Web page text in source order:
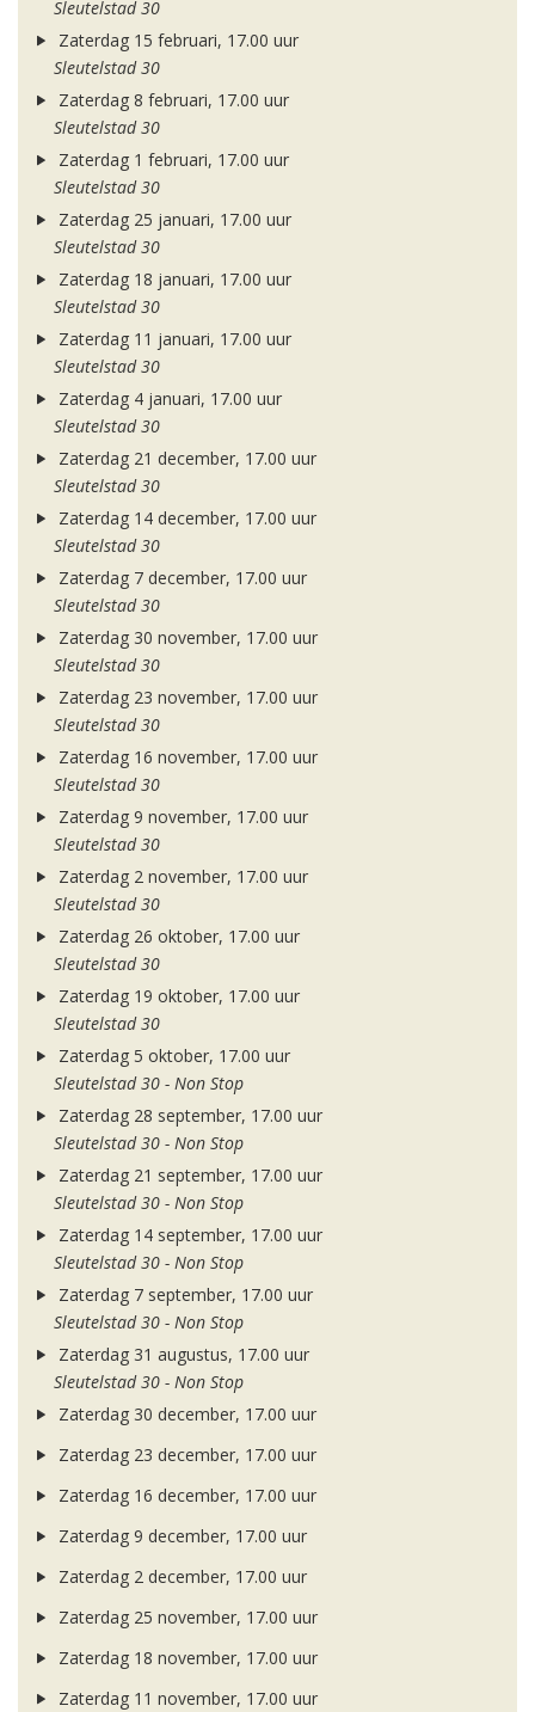
Sleutelstad 30
Zaterdag 15 februari, 17.00 uur
Sleutelstad 30
Zaterdag 8 februari, 17.00 uur
Sleutelstad 30
Zaterdag 1 februari, 17.00 uur
Sleutelstad 30
Zaterdag 25 januari, 17.00 uur
Sleutelstad 30
Zaterdag 18 januari, 17.00 uur
Sleutelstad 30
Zaterdag 11 januari, 17.00 uur
Sleutelstad 30
Zaterdag 4 januari, 17.00 uur
Sleutelstad 30
Zaterdag 21 december, 17.00 uur
Sleutelstad 30
Zaterdag 14 december, 17.00 uur
Sleutelstad 30
Zaterdag 7 december, 17.00 uur
Sleutelstad 30
Zaterdag 30 november, 17.00 uur
Sleutelstad 30
Zaterdag 23 november, 17.00 uur
Sleutelstad 30
Zaterdag 16 november, 17.00 uur
Sleutelstad 30
Zaterdag 9 november, 17.00 uur
Sleutelstad 30
Zaterdag 2 november, 17.00 uur
Sleutelstad 30
Zaterdag 26 oktober, 17.00 uur
Sleutelstad 30
Zaterdag 19 oktober, 17.00 uur
Sleutelstad 30
Zaterdag 5 oktober, 17.00 uur
Sleutelstad 30 - Non Stop
Zaterdag 28 september, 17.00 uur
Sleutelstad 30 - Non Stop
Zaterdag 21 september, 17.00 uur
Sleutelstad 30 - Non Stop
Zaterdag 14 september, 17.00 uur
Sleutelstad 30 - Non Stop
Zaterdag 7 september, 17.00 uur
Sleutelstad 30 - Non Stop
Zaterdag 31 augustus, 17.00 uur
Sleutelstad 30 - Non Stop
Zaterdag 30 december, 17.00 uur
Zaterdag 23 december, 17.00 uur
Zaterdag 16 december, 17.00 uur
Zaterdag 9 december, 17.00 uur
Zaterdag 2 december, 17.00 uur
Zaterdag 25 november, 17.00 uur
Zaterdag 18 november, 17.00 uur
Zaterdag 11 november, 17.00 uur